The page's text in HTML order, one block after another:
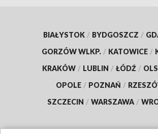
BIAŁYSTOK / BYDGOSZCZ /
GORZÓW WLKP. / KATOWICE /
KRAKÓW / LUBLIN / ŁÓDŹ /
OPOLE / POZNAŃ /
SZCZECIN / WARSZAWA /